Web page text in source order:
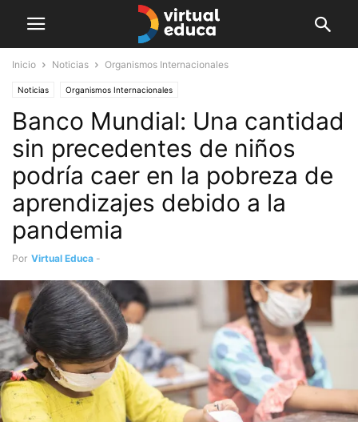
Inicio Noticias Organismos Internacionales
Noticias Organismos Internacionales
Banco Mundial: Una cantidad
sin precedentes de niños
podría caer en la pobreza de
aprendizajes debido a la
pandemia
Por Virtual Educa -